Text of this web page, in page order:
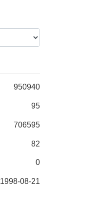
950940
95
706595
82
0
1998-08-21